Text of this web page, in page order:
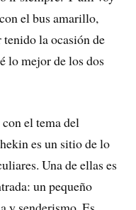
el bus amarillo,
tenido la ocasión de
lo mejor de los dos
el tema del
es un sitio de lo
Una de ellas es
un pequeño